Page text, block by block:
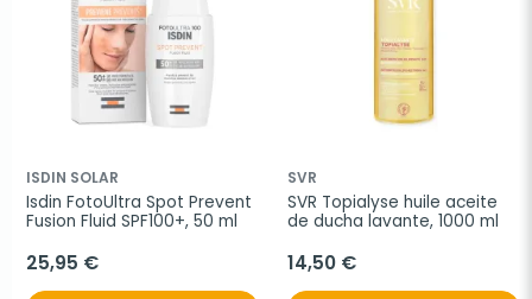
ISDIN SOLAR
Isdin FotoUltra Spot Prevent
Fusion Fluid SPF100+, 50 ml
25,95 €
SVR
SVR Topialyse huile aceite
de ducha lavante, 1000 ml
14,50 €